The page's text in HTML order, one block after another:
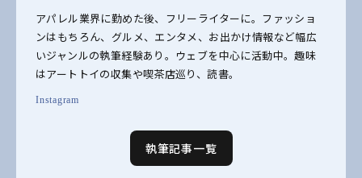
アパレル業界に勤めた後、フリーライターに。ファッショ
ンはもちろん、グルメ、エンタメ、お出かけ情報など幅広
いジャンルの執筆経験あり。ウェブを中心に活動中。趣味
はアートトイの収集や喫茶店巡り、読書。
Instagram
執筆記事一覧